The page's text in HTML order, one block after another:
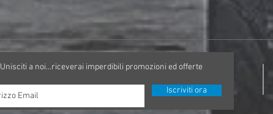
Unisciti a noi...riceverai imperdibili promozioni ed offerte
Iscriviti ora